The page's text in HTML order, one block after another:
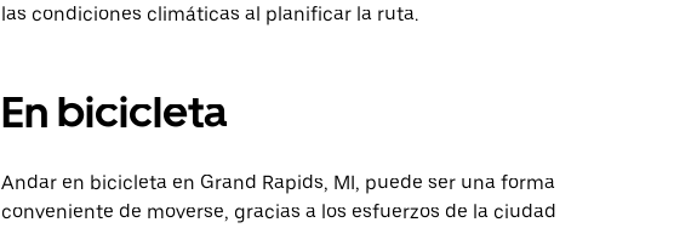
las condiciones climáticas al planificar la ruta.
En bicicleta
Andar en bicicleta en Grand Rapids, MI, puede ser una forma
conveniente de moverse, gracias a los esfuerzos de la ciudad